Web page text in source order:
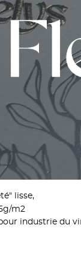
lisse,
m2
industrie du